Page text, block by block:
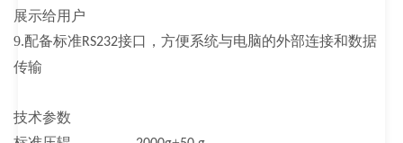
展示给用户
9.配备标准RS232接口，方便系统与电脑的外部连接和数据
传输
技术参数